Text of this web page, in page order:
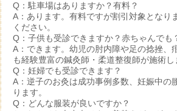
Q：駐車場はありますか？有料？
A：あります。有料ですが割引対象となり
ください。
Q：子供も受診できますか？赤ちゃんでも
A：できます。幼児の肘内障や足の捻挫、
も経験豊富の鍼灸師・柔道整復師が施術し
Q：妊婦でも受診できます？
A：逆子のお灸は成功事例多数、妊娠中の
ります。
Q：どんな服装が良いですか？